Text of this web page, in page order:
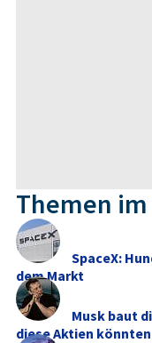
Themen
SpaceX:
dem Markt
Musk baut
diese Aktien